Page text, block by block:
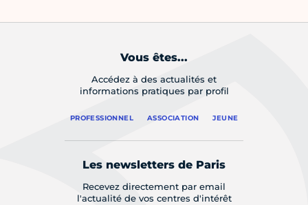
Vous êtes...
Accédez à des actualités et
informations pratiques par profil
PROFESSIONNEL ASSOCIATION JEUNE
Les newsletters de Paris
Recevez directement par email
l'actualité de vos centres d'intérêt